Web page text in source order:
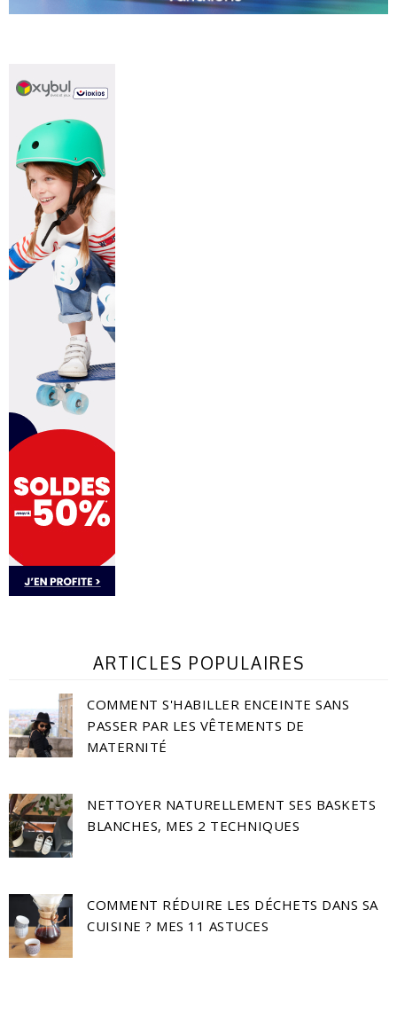
ARTICLES POPULAIRES
COMMENT S'HABILLER ENCEINTE SANS
PASSER PAR LES VÊTEMENTS DE
MATERNITÉ
NETTOYER NATURELLEMENT SES BASKETS
BLANCHES, MES 2 TECHNIQUES
COMMENT RÉDUIRE LES DÉCHETS DANS SA
CUISINE ? MES 11 ASTUCES